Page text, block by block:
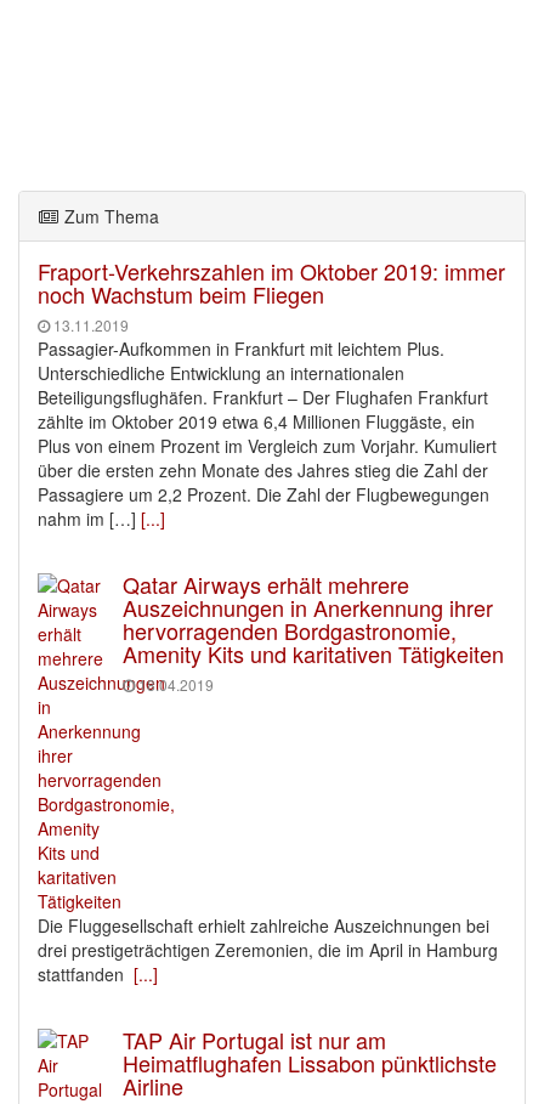
Zum Thema
Fraport-Verkehrszahlen im Oktober 2019: immer
noch Wachstum beim Fliegen
13.11.2019
Passagier-Aufkommen in Frankfurt mit leichtem Plus.
Unterschiedliche Entwicklung an internationalen
Beteiligungsflughäfen. Frankfurt – Der Flughafen Frankfurt
zählte im Oktober 2019 etwa 6,4 Millionen Fluggäste, ein
Plus von einem Prozent im Vergleich zum Vorjahr. Kumuliert
über die ersten zehn Monate des Jahres stieg die Zahl der
Passagiere um 2,2 Prozent. Die Zahl der Flugbewegungen
nahm im […] [...]
Qatar Airways erhält mehrere
Auszeichnungen in Anerkennung ihrer
hervorragenden Bordgastronomie,
Amenity Kits und karitativen Tätigkeiten
18.04.2019
Die Fluggesellschaft erhielt zahlreiche Auszeichnungen bei
drei prestigeträchtigen Zeremonien, die im April in Hamburg
stattfanden [...]
TAP Air Portugal ist nur am
Heimatflughafen Lissabon pünktlichste
Airline